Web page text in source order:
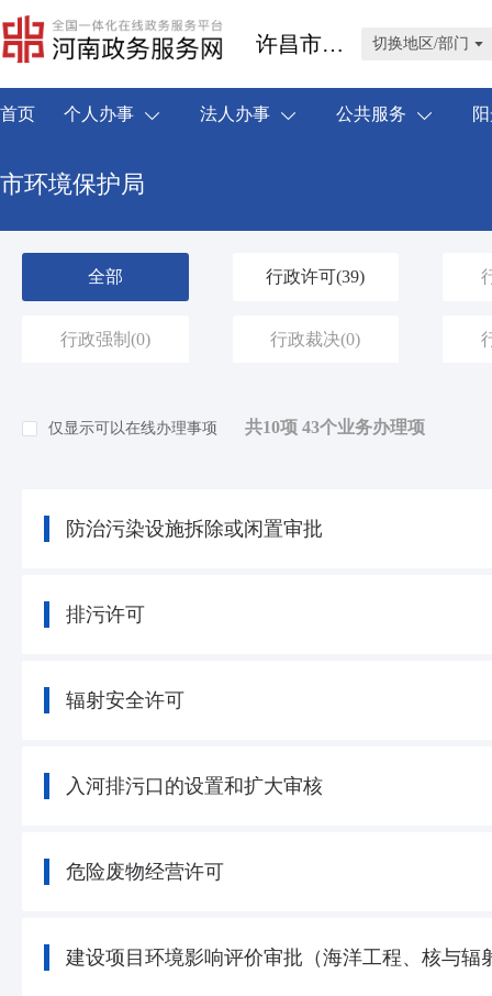
许昌市禹州市 切换地区/部门
首页 个人办事 法人办事 公共服务
市环境保护局
全部 行政许可(39)
行政强制 (0) 行政裁决(0)
仅显示可以在线办理事项 共10项 43个业务办理项
防治污染设施拆除或闲置审批
排污许可
辐射安全许可
入河排污口的设置和扩大审核
危险废物经营许可
建设项目环境影响评价审批（海洋工程、核与辐